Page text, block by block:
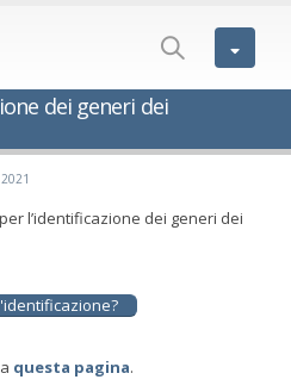
dei generi dei
l’identificazione dei generi dei
questa pagina.